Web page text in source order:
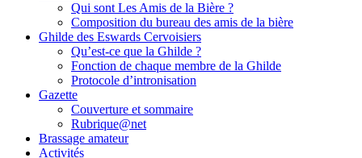
Qui sont Les Amis de la Bière ?
Composition du bureau des amis de la bière
Ghilde des Eswards Cervoisiers
Qu’est-ce que la Ghilde ?
Fonction de chaque membre de la Ghilde
Protocole d’intronisation
Gazette
Couverture et sommaire
Rubrique@net
Brassage amateur
Activités